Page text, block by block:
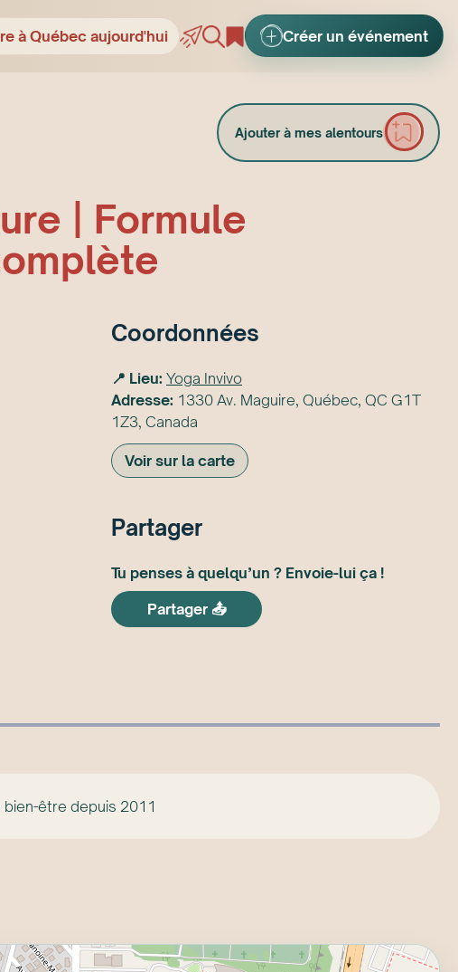
à Québec aujourd'hui Créer un événement
Ajouter à mes alentours
| Formule
Coordonnées
📍 Lieu: Yoga Invivo
Adresse: 1330 Av. Maguire, Québec, QC G1T
1Z3, Canada
Voir sur la carte
Partager
Tu penses à quelqu’un ? Envoie-lui ça !
Partager 📤
être depuis 2011